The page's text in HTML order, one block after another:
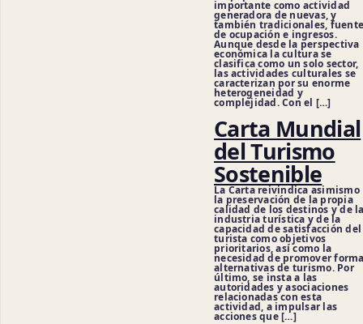
importante como actividad
generadora de nuevas, y
también tradicionales,
de ocupación e ingresos.
Aunque desde la perspectiva
económica la cultura se
clasifica como un solo sector,
las actividades culturales se
caracterizan por su enorme
heterogeneidad y
complejidad. Con el […]
Carta Mundial
del Turismo
Sostenible
La Carta reivindica asimismo
la preservación de la propia
calidad de los destinos y de
industria turística y de la
capacidad de satisfacción del
turista como objetivos
prioritarios, así como la
necesidad de promover
alternativas de turismo. Por
último, se insta a las
autoridades y asociaciones
relacionadas con esta
actividad, a impulsar las
acciones que […]